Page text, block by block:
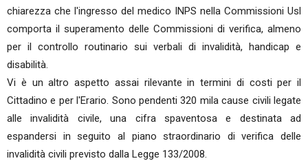
chiarezza che l'ingresso del medico INPS nella Commissioni Usl
comporta il superamento delle Commissioni di verifica, almeno
per il controllo routinario sui verbali di invalidità, handicap e
disabilità.
Vi è un altro aspetto assai rilevante in termini di costi per il
Cittadino e per l'Erario. Sono pendenti 320 mila cause civili legate
alle invalidità civile, una cifra spaventosa e destinata ad
espandersi in seguito al piano straordinario di verifica delle
invalidità civili previsto dalla Legge 133/2008.